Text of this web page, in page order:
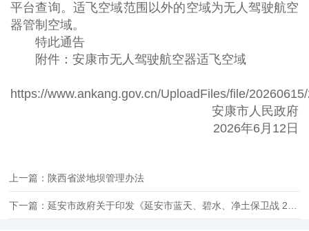
平台查询。适飞空域范围以外的空域为无人驾驶航空
器管制空域。
特此通告
附件：安康市无人驾驶航空器适飞空域
https://www.ankang.gov.cn/UploadFiles/file/
安康市人民政府
2026年6月12日
上一篇：陕西省淤地坝管理办法
下一篇：延安市政府关于印发《延安市蓝天、碧水、净土保卫战 2026年工作方案》的通知